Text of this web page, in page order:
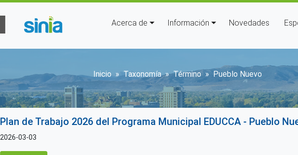
Navegación principal
Acerca de Información Novedades
Sobrescribir enlaces de
Inicio Taxonomía Término Pueblo Nuevo
Plan de Trabajo 2026 del Programa Municipal EDUCCA - Pueblo
2026-03-03